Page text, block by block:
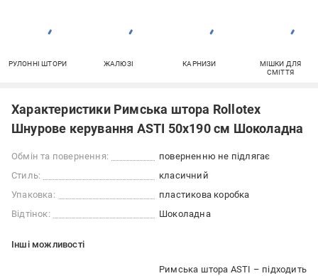
РУЛОННІ ШТОРИ ЖАЛЮЗІ КАРНИЗИ
МІШКИ ДЛЯ
СМІТТЯ
Характеристики Римська штора Rollotex
Шнурове керування ASTI 50x190 см Шоколадна
Обмін та повернення:
поверненню не підлягає
Стиль:
класичний
Упаковка:
пластикова коробка
Відтінок:
Шоколадна
Iншi можливостi
Римська штора ASTI – підходить